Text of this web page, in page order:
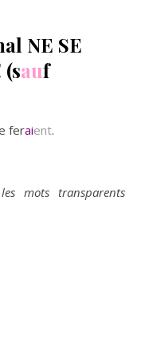
NE SE
(sauf
feraient.
mots transparents